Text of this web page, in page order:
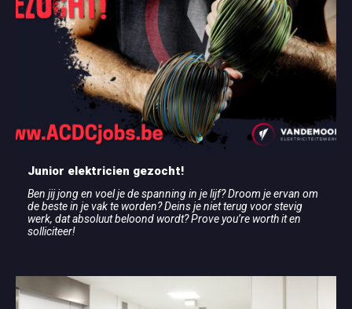
Junior elektricien gezocht!
Ben jij jong en voel je de spanning in je lijf? Droom je ervan om
de beste in je vak te worden? Deins je niet terug voor stevig
werk, dat absoluut beloond wordt? Prove you’re worth it en
solliciteer!